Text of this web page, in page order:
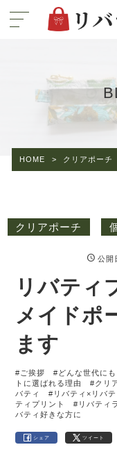
HOME > クリアポーチ
クリアポーチ
公開
リバティ
メイドポ
ます
#ご挨拶 #どんな世代にも
トに選ばれる理由
#クリ
バティ
#リバティ×リバ
ティプリント
#リバティ
バティ好きな方に
シェア ツイート